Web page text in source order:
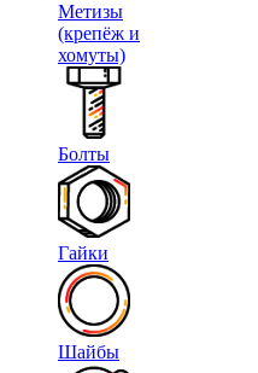
Метизы
(крепёж и
хомуты)
Болты
Гайки
Шайбы